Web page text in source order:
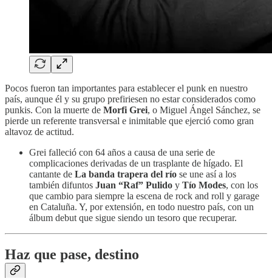
Pocos fueron tan importantes para establecer el punk en nuestro
país, aunque él y su grupo prefiriesen no estar considerados como
punkis. Con la muerte de Morfi Grei, o Miguel Ángel Sánchez, se
pierde un referente transversal e inimitable que ejerció como gran
altavoz de actitud.
Grei falleció con 64 años a causa de una serie de
complicaciones derivadas de un trasplante de hígado. El
cantante de La banda trapera del río se une así a los
también difuntos Juan “Raf” Pulido y Tío Modes, con los
que cambio para siempre la escena de rock and roll y garage
en Cataluña. Y, por extensión, en todo nuestro país, con un
álbum debut que sigue siendo un tesoro que recuperar.
Haz que pase, destino